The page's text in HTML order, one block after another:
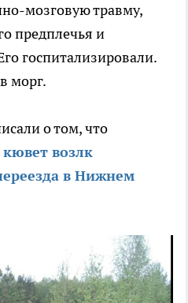
мозговую травму,
предплечья и
госпитализировали.
морг.
о том, что
кювет возлк
в Нижнем